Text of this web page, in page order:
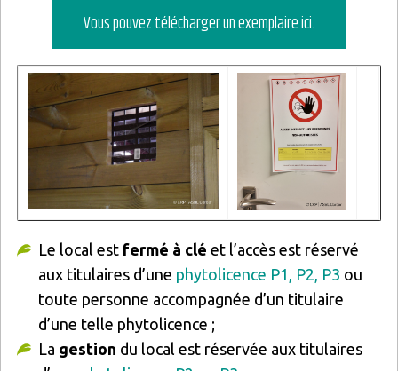
Vous pouvez télécharger un exemplaire ici.
Image Image
Le local est fermé à clé et l’accès est réservé
aux titulaires d’une phytolicence P1, P2, P3 ou
toute personne accompagnée d’un titulaire
d’une telle phytolicence ;
La gestion du local est réservée aux titulaires